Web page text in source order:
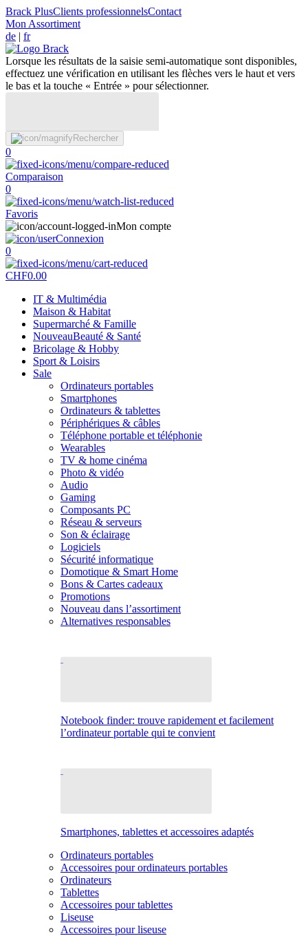
Brack PlusClients professionnelsContact
Mon Assortiment
de | fr
Lorsque les résultats de la saisie semi-automatique sont disponibles,
effectuez une vérification en utilisant les flèches vers le haut et vers
le bas et la touche « Entrée » pour sélectionner.
Rechercher
0
Comparaison
0
Favoris
Mon compte
Connexion
0
CHF0.00
IT & Multimédia
Maison & Habitat
Supermarché & Famille
NouveauBeauté & Santé
Bricolage & Hobby
Sport & Loisirs
Sale
Ordinateurs portables
Smartphones
Ordinateurs & tablettes
Périphériques & câbles
Téléphone portable et téléphonie
Wearables
TV & home cinéma
Photo & vidéo
Audio
Gaming
Composants PC
Réseau & serveurs
Son & éclairage
Logiciels
Sécurité informatique
Domotique & Smart Home
Bons & Cartes cadeaux
Promotions
Nouveau dans l’assortiment
Alternatives responsables
Notebook finder: trouve rapidement et facilement
l’ordinateur portable qui te convient
Smartphones, tablettes et accessoires adaptés
Ordinateurs portables
Accessoires pour ordinateurs portables
Ordinateurs
Tablettes
Accessoires pour tablettes
Liseuse
Accessoires pour liseuse